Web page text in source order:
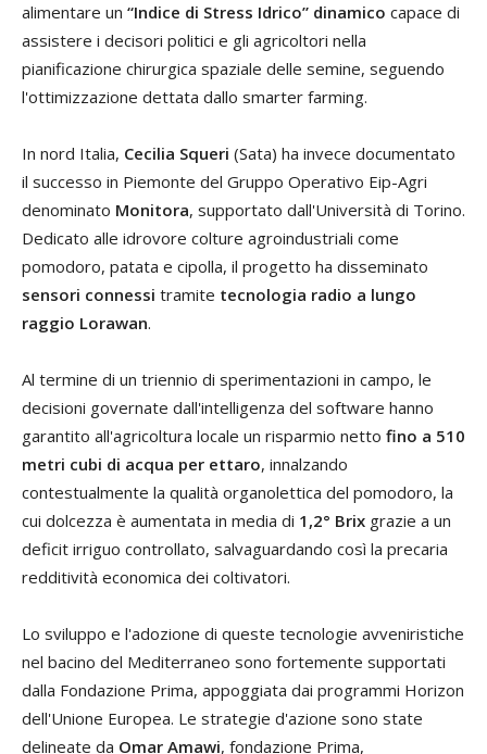
alimentare un “Indice di Stress Idrico” dinamico capace di
assistere i decisori politici e gli agricoltori nella
pianificazione chirurgica spaziale delle semine, seguendo
l'ottimizzazione dettata dallo smarter farming.
In nord Italia, Cecilia Squeri (Sata) ha invece documentato
il successo in Piemonte del Gruppo Operativo Eip-Agri
denominato Monitora, supportato dall'Università di Torino.
Dedicato alle idrovore colture agroindustriali come
pomodoro, patata e cipolla, il progetto ha disseminato
sensori connessi tramite tecnologia radio a lungo
raggio Lorawan.
Al termine di un triennio di sperimentazioni in campo, le
decisioni governate dall'intelligenza del software hanno
garantito all'agricoltura locale un risparmio netto fino a 510
metri cubi di acqua per ettaro, innalzando
contestualmente la qualità organolettica del pomodoro, la
cui dolcezza è aumentata in media di 1,2° Brix grazie a un
deficit irriguo controllato, salvaguardando così la precaria
redditività economica dei coltivatori.
Lo sviluppo e l'adozione di queste tecnologie avveniristiche
nel bacino del Mediterraneo sono fortemente supportati
dalla Fondazione Prima, appoggiata dai programmi Horizon
dell'Unione Europea. Le strategie d'azione sono state
delineate da Omar Amawi, fondazione Prima,